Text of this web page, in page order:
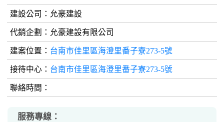
建設公司： 允豪建設
代銷企劃：允豪建設有限公司
建案位置： 台南市佳里區海澄里番子寮273-5號
接待中心： 台南市佳里區海澄里番子寮273-5號
聯絡時間：
服務專線：